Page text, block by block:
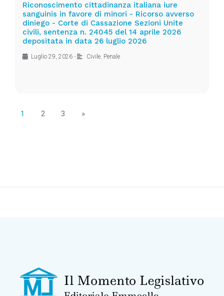
Riconoscimento cittadinanza italiana iure
sanguinis in favore di minori - Ricorso avverso
diniego - Corte di Cassazione Sezioni Unite
civili, sentenza n. 24045 del 14 aprile 2026
depositata in data 26 luglio 2026
Luglio 29, 2026 • Civile, Penale
1 2 3 »